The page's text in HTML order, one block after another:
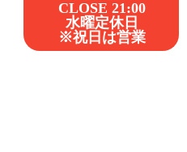
CLOSE 21:00
水曜定休日
※祝日は営業